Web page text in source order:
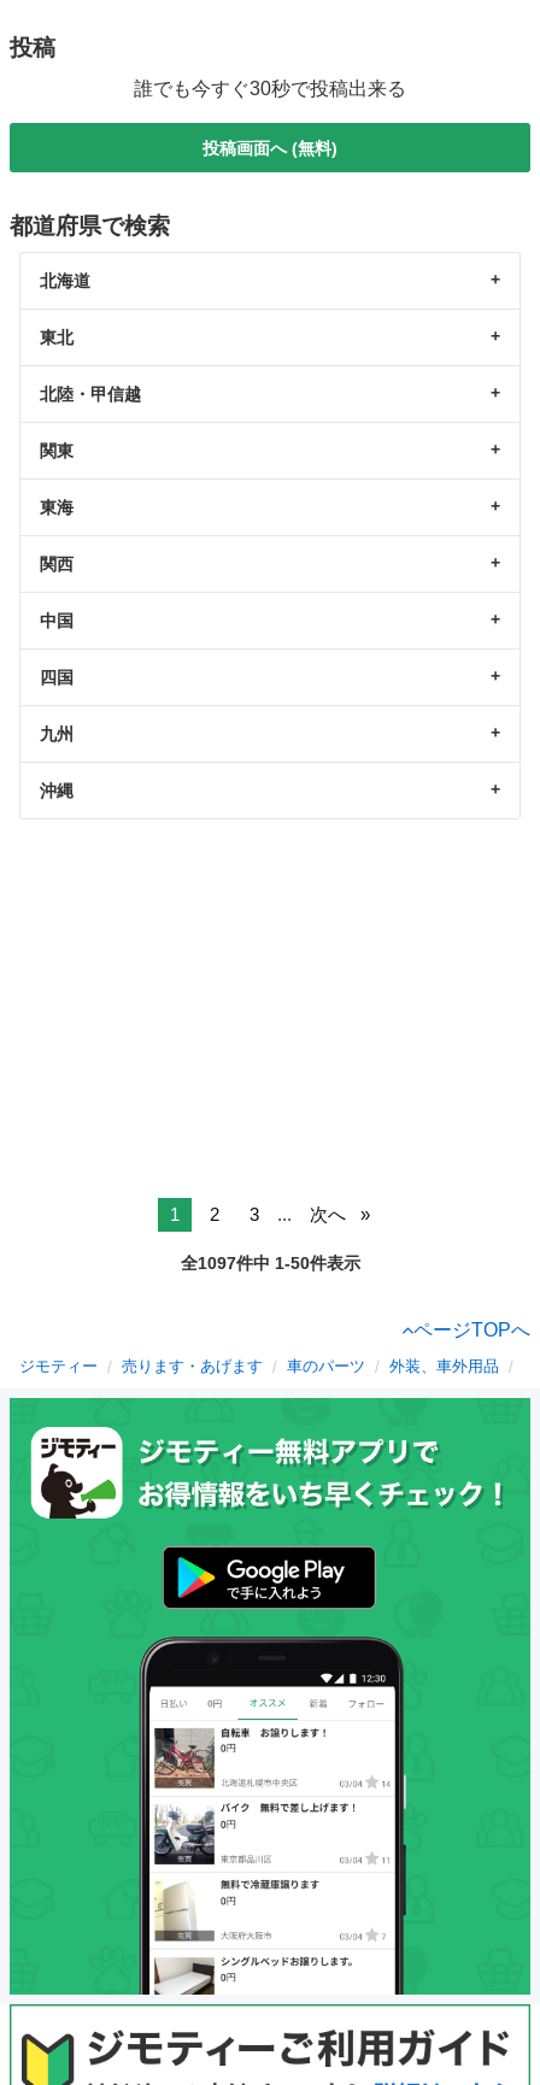
投稿
誰でも今すぐ30秒で投稿出来る
投稿画面へ (無料)
都道府県で検索
北海道
東北
北陸・甲信越
関東
東海
関西
中国
四国
九州
沖縄
1 2 3 ... 次へ
全1097件中 1-50件表示
ページTOPへ
ジモティー 売ります・あげます 車のパーツ 外装、車外用品